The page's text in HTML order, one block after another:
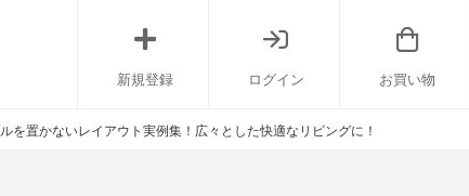
新規登録 ログイン お買い物
を置かないレイアウト実例集！広々とした快適なリビングに！